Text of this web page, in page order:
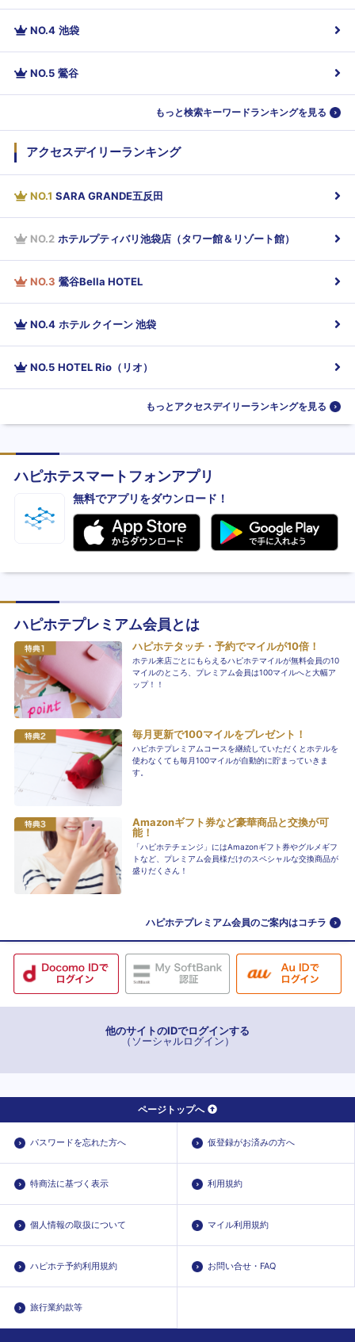
NO.4 池袋
NO.5 鶯谷
もっと検索キーワードランキングを見る
アクセスデイリーランキング
NO.1 SARA GRANDE五反田
NO.2 ホテルプティバリ池袋店（タワー館＆リゾート館）
NO.3 鶯谷Bella HOTEL
NO.4 ホテル クイーン 池袋
NO.5 HOTEL Rio（リオ）
もっとアクセスデイリーランキングを見る
ハピホテスマートフォンアプリ
無料でアプリをダウンロード！
ハピホテプレミアム会員とは
ハピホテタッチ・予約でマイルが10倍！
ホテル来店ごとにもらえるハピホテマイルが無料会員の10
マイルのところ、プレミアム会員は100マイルへと大幅ア
ップ！！
毎月更新で100マイルをプレゼント！
ハピホテプレミアムコースを継続していただくとホテルを
使わなくても毎月100マイルが自動的に貯まっていきま
す。
Amazonギフト券など豪華商品と交換が可
能！
「ハピホテチェンジ」にはAmazonギフト券やグルメギフ
トなど、プレミアム会員様だけのスペシャルな交換商品が
盛りだくさん！
ハピホテプレミアム会員のご案内はコチラ
他のサイトのIDでログインする
（ソーシャルログイン）
ページトップへ
パスワードを忘れた方へ 仮登録がお済みの方へ
特商法に基づく表示 利用規約
個人情報の取扱について マイル利用規約
ハピホテ予約利用規約 お問い合せ・FAQ
旅行業約款等